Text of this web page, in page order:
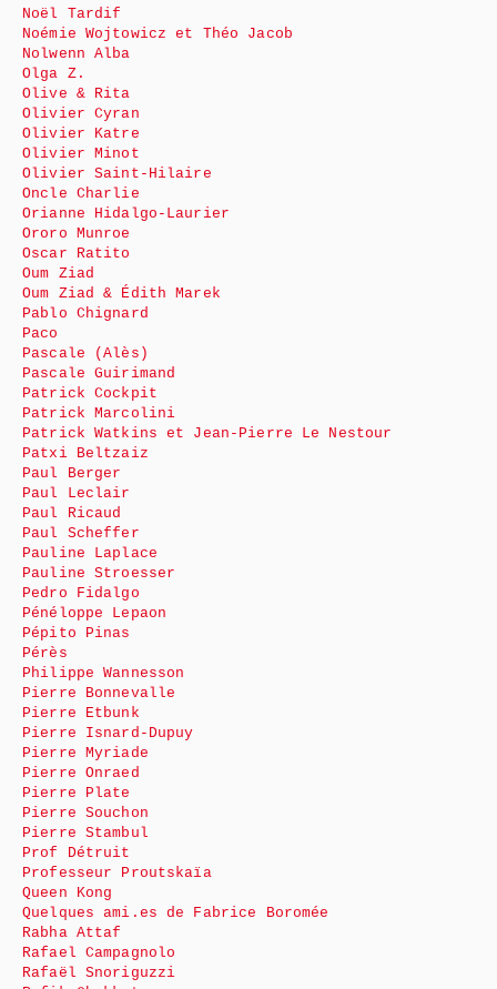
Noël Tardif
Noémie Wojtowicz et Théo Jacob
Nolwenn Alba
Olga Z.
Olive & Rita
Olivier Cyran
Olivier Katre
Olivier Minot
Olivier Saint-Hilaire
Oncle Charlie
Orianne Hidalgo-Laurier
Ororo Munroe
Oscar Ratito
Oum Ziad
Oum Ziad & Édith Marek
Pablo Chignard
Paco
Pascale (Alès)
Pascale Guirimand
Patrick Cockpit
Patrick Marcolini
Patrick Watkins et Jean-Pierre Le Nestour
Patxi Beltzaiz
Paul Berger
Paul Leclair
Paul Ricaud
Paul Scheffer
Pauline Laplace
Pauline Stroesser
Pedro Fidalgo
Pénéloppe Lepaon
Pépito Pinas
Pérès
Philippe Wannesson
Pierre Bonnevalle
Pierre Etbunk
Pierre Isnard-Dupuy
Pierre Myriade
Pierre Onraed
Pierre Plate
Pierre Souchon
Pierre Stambul
Prof Détruit
Professeur Proutskaïa
Queen Kong
Quelques ami.es de Fabrice Boromée
Rabha Attaf
Rafael Campagnolo
Rafaël Snoriguzzi